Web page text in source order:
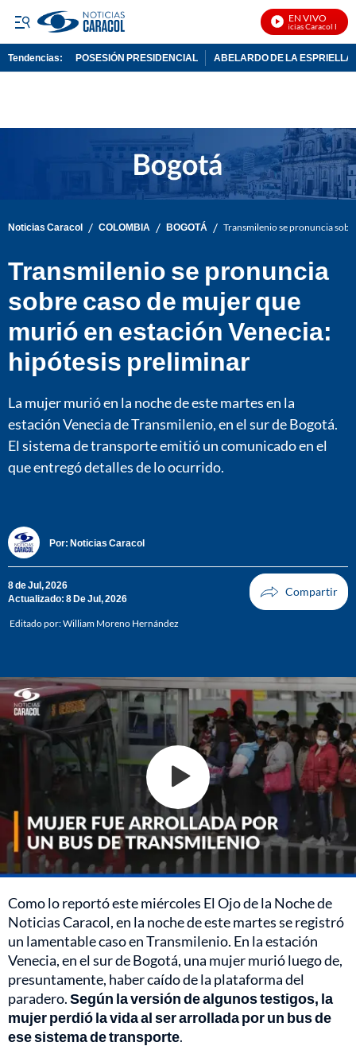
EN VIVO
Noticias Caracol En
Tendencias: POSESIÓN PRESIDENCIAL ABELARDO DE LA ESPRIELLA
Noticias Caracol / COLOMBIA / BOGOTÁ / Transmilenio se pronuncia
Transmilenio se pronuncia
sobre caso de mujer que
murió en estación Venecia:
hipótesis preliminar
La mujer murió en la noche de este martes en la
estación Venecia de Transmilenio, en el sur de Bogotá.
El sistema de transporte emitió un comunicado en el
que entregó detalles de lo ocurrido.
Por: Noticias Caracol
8 de Jul, 2026
Actualizado: 8 De Jul, 2026
Editado por:William Moreno Hernández
Como lo reportó este miércoles El Ojo de la Noche de
Noticias Caracol, en la noche de este martes se registró
un lamentable caso en Transmilenio. En la estación
Venecia, en el sur de Bogotá, una mujer murió luego de,
presuntamente, haber caído de la plataforma del
paradero.Según la versión de algunos testigos, la
mujer perdió la vida al ser arrollada por un bus de
ese sistema de transporte.